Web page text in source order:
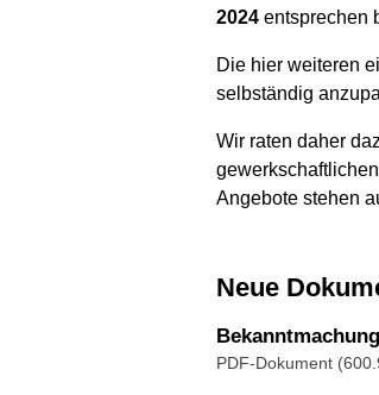
2024 entsprechen
Die hier weiteren
selbständig
Wir raten daher
Angebote stehen
neue
PDF-Dokument